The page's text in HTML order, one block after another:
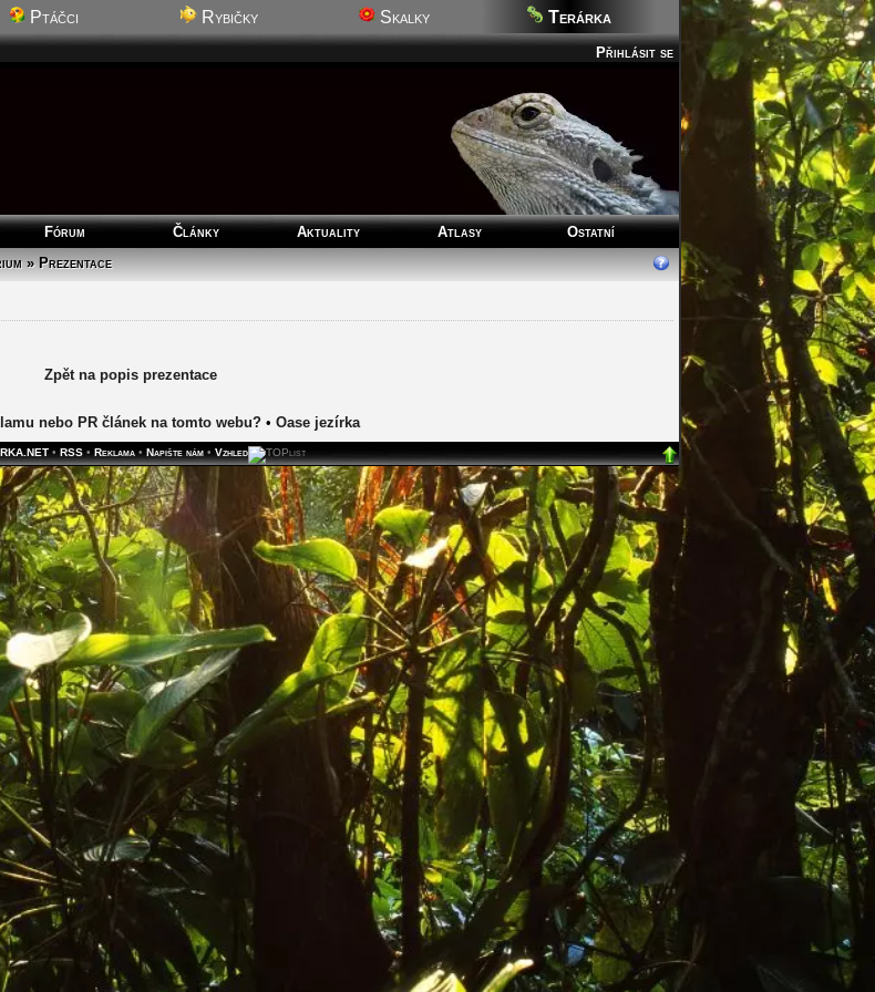
Ptáčci Rybičky Skalky Terárka
Přihlásit se
Fórum Články Aktuality Atlasy
Ostatní
» Prezentace
Zpět na popis prezentace
nebo PR článek na tomto webu? • Oase jezírka
• RSS • Reklama • Napište nám • Vzhled